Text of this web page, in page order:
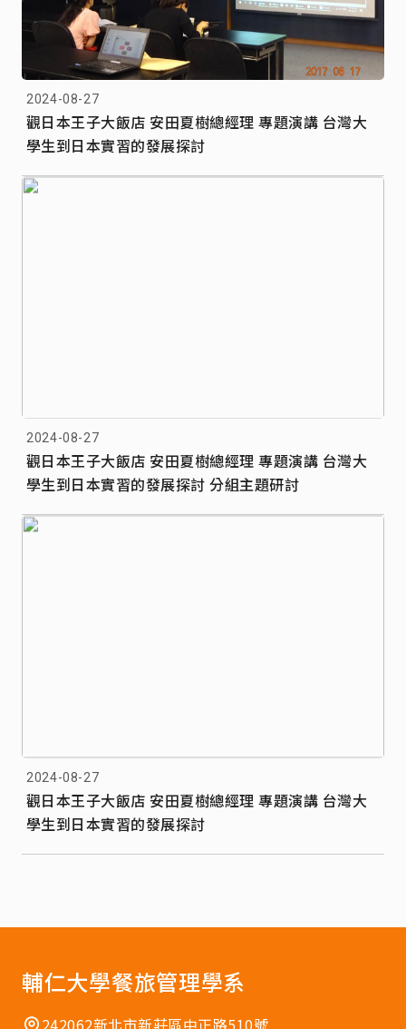
2024-08-27
觀日本王子大飯店 安田夏樹總經理 專題演講 台灣大
學生到日本實習的發展探討
2024-08-27
觀日本王子大飯店 安田夏樹總經理 專題演講 台灣大
學生到日本實習的發展探討 分組主題研討
2024-08-27
觀日本王子大飯店 安田夏樹總經理 專題演講 台灣大
學生到日本實習的發展探討
輔仁大學餐旅管理學系
242062新北市新莊區中正路510號